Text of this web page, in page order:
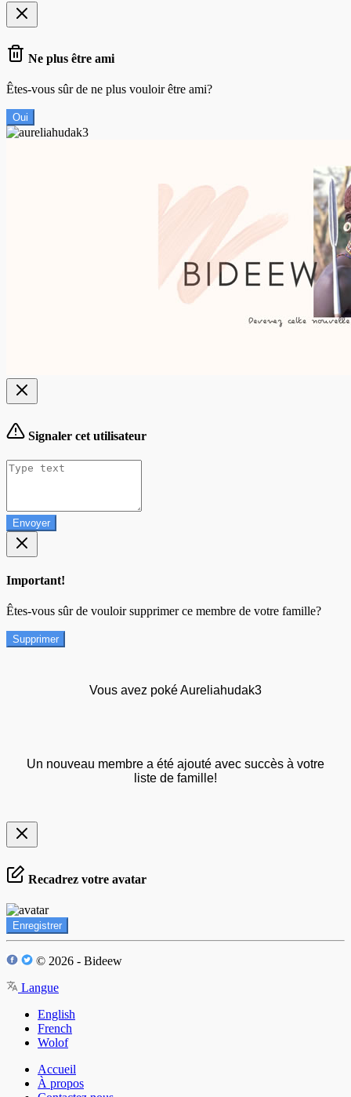
Ne plus être ami
Êtes-vous sûr de ne plus vouloir être ami?
Oui
Signaler cet utilisateur
Envoyer
Important!
Êtes-vous sûr de vouloir supprimer ce membre de votre famille?
Supprimer
Vous avez poké Aureliahudak3
Un nouveau membre a été ajouté avec succès à votre
liste de famille!
Recadrez votre avatar
Enregistrer
© 2026 - Bideew
Langue
English
French
Wolof
Accueil
À propos